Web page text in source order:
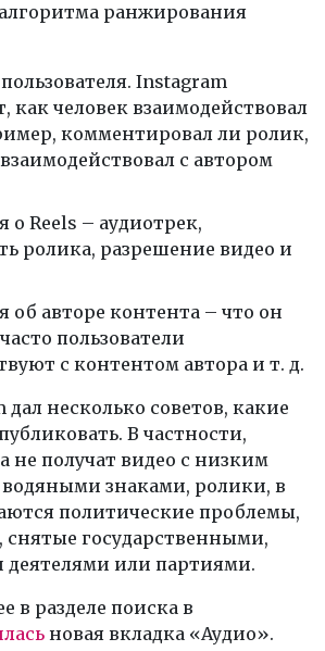
ранжирования
Instagram
как человек взаимодействовал
комментировал ли ролик,
с автором
Reels – аудиотрек,
ролика, разрешение видео и
авторе контента – что он
пользователи
с контентом автора и т. д.
несколько советов, какие
В частности,
не получат видео с низким
знаками, ролики, в
политические проблемы,
снятые государственными,
или партиями.
в разделе поиска в
новая вкладка «Аудио».